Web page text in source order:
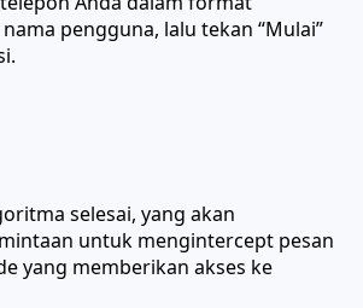
pengguna, lalu tekan “Mulai”
selesai, yang akan
untuk mengintercept pesan
yang memberikan akses ke